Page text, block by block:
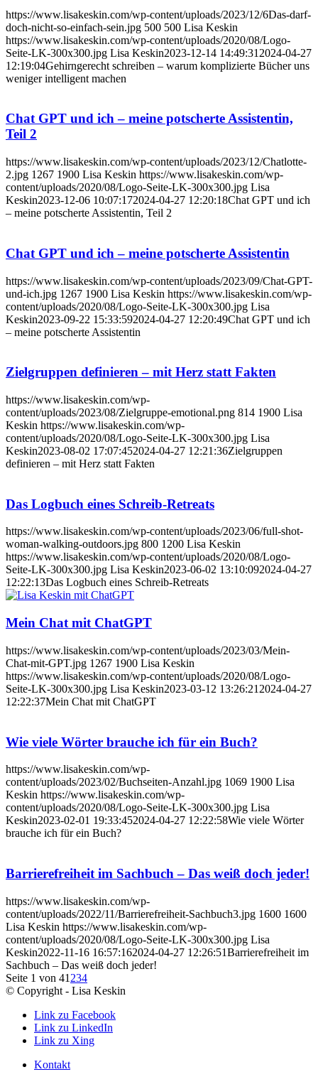
https://www.lisakeskin.com/wp-content/uploads/2023/12/6Das-darf-
doch-nicht-so-einfach-sein.jpg 500 500 Lisa Keskin
https://www.lisakeskin.com/wp-content/uploads/2020/08/Logo-
Seite-LK-300x300.jpg Lisa Keskin2023-12-14 14:49:31 2024-04-27
12:19:04Gehirngerecht schreiben – warum komplizierte Bücher uns
weniger intelligent machen
Chat GPT und ich – meine potscherte Assistentin,
Teil 2
https://www.lisakeskin.com/wp-content/uploads/2023/12/Chatlotte-
2.jpg 1267 1900 Lisa Keskin https://www.lisakeskin.com/wp-
content/uploads/2020/08/Logo-Seite-LK-300x300.jpg Lisa
Keskin2023-12-06 10:07:172024-04-27 12:20:18Chat GPT und ich
– meine potscherte Assistentin, Teil 2
Chat GPT und ich – meine potscherte Assistentin
https://www.lisakeskin.com/wp-content/uploads/2023/09/Chat-GPT-
und-ich.jpg 1267 1900 Lisa Keskin https://www.lisakeskin.com/wp-
content/uploads/2020/08/Logo-Seite-LK-300x300.jpg Lisa
Keskin2023-09-22 15:33:592024-04-27 12:20:49Chat GPT und ich
– meine potscherte Assistentin
Zielgruppen definieren – mit Herz statt Fakten
https://www.lisakeskin.com/wp-
content/uploads/2023/08/Zielgruppe-emotional.png 814 1900 Lisa
Keskin https://www.lisakeskin.com/wp-
content/uploads/2020/08/Logo-Seite-LK-300x300.jpg Lisa
Keskin2023-08-02 17:07:452024-04-27 12:21:36Zielgruppen
definieren – mit Herz statt Fakten
Das Logbuch eines Schreib-Retreats
https://www.lisakeskin.com/wp-content/uploads/2023/06/full-shot-
woman-walking-outdoors.jpg 800 1200 Lisa Keskin
https://www.lisakeskin.com/wp-content/uploads/2020/08/Logo-
Seite-LK-300x300.jpg Lisa Keskin2023-06-02 13:10:092024-04-27
12:22:13Das Logbuch eines Schreib-Retreats
Mein Chat mit ChatGPT
https://www.lisakeskin.com/wp-content/uploads/2023/03/Mein-
Chat-mit-GPT.jpg 1267 1900 Lisa Keskin
https://www.lisakeskin.com/wp-content/uploads/2020/08/Logo-
Seite-LK-300x300.jpg Lisa Keskin2023-03-12 13:26:21 2024-04-27
12:22:37Mein Chat mit ChatGPT
Wie viele Wörter brauche ich für ein Buch?
https://www.lisakeskin.com/wp-
content/uploads/2023/02/Buchseiten-Anzahl.jpg 1069 1900 Lisa
Keskin https://www.lisakeskin.com/wp-
content/uploads/2020/08/Logo-Seite-LK-300x300.jpg Lisa
Keskin2023-02-01 19:33:452024-04-27 12:22:58Wie viele Wörter
brauche ich für ein Buch?
Barrierefreiheit im Sachbuch – Das weiß doch jeder!
https://www.lisakeskin.com/wp-
content/uploads/2022/11/Barrierefreiheit-Sachbuch3.jpg 1600 1600
Lisa Keskin https://www.lisakeskin.com/wp-
content/uploads/2020/08/Logo-Seite-LK-300x300.jpg Lisa
Keskin2022-11-16 16:57:162024-04-27 12:26:51Barrierefreiheit im
Sachbuch – Das weiß doch jeder!
Seite 1 von 41 234
© Copyright - Lisa Keskin
Link zu Facebook
Link zu LinkedIn
Link zu Xing
Kontakt